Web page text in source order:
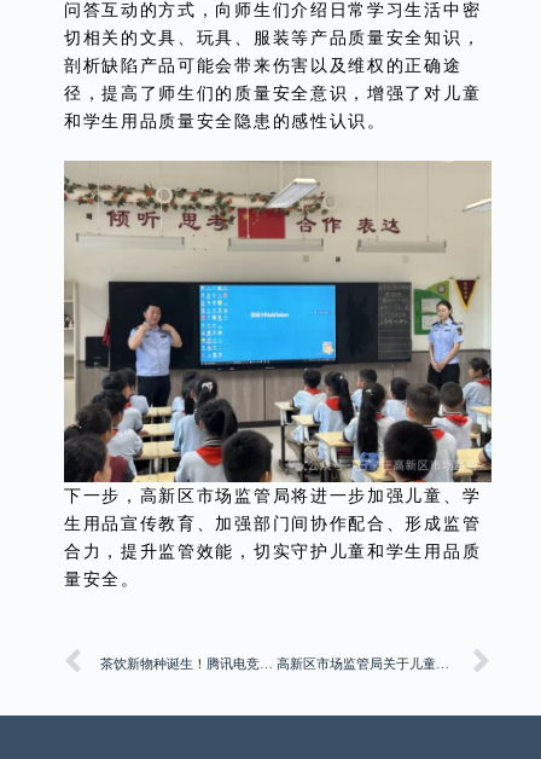
问答互动的方式，向师生们介绍日常学习生活中密
切相关的文具、玩具、服装等产品质量安全知识，
剖析缺陷产品可能会带来伤害以及维权的正确途
径，提高了师生们的质量安全意识，增强了对儿童
和学生用品质量安全隐患的感性认识。
下一步，高新区市场监管局将进一步加强儿童、学
生用品宣传教育、加强部门间协作配合、形成监管
合力，提升监管效能，切实守护儿童和学生用品质
量安全。
茶饮新物种诞生！腾讯电竞×水友圈圈正成为年轻人聚集地